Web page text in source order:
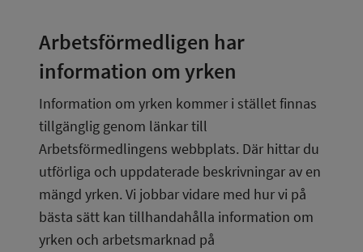
Arbetsförmedligen har
information om yrken
Information om yrken kommer i stället finnas
tillgänglig genom länkar till
Arbetsförmedlingens webbplats. Där hittar du
utförliga och uppdaterade beskrivningar av en
mängd yrken. Vi jobbar vidare med hur vi på
bästa sätt kan tillhandahålla information om
yrken och arbetsmarknad på